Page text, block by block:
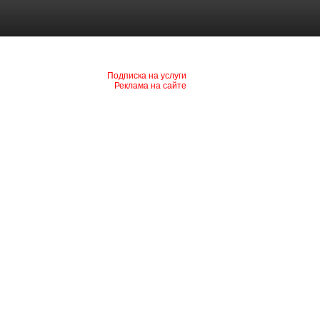
Подписка на услуги
Реклама на сайте